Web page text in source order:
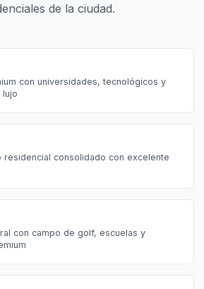
de la ciudad.
con universidades, tecnológicos y
lujo
residencial consolidado con excelente
con campo de golf, escuelas y